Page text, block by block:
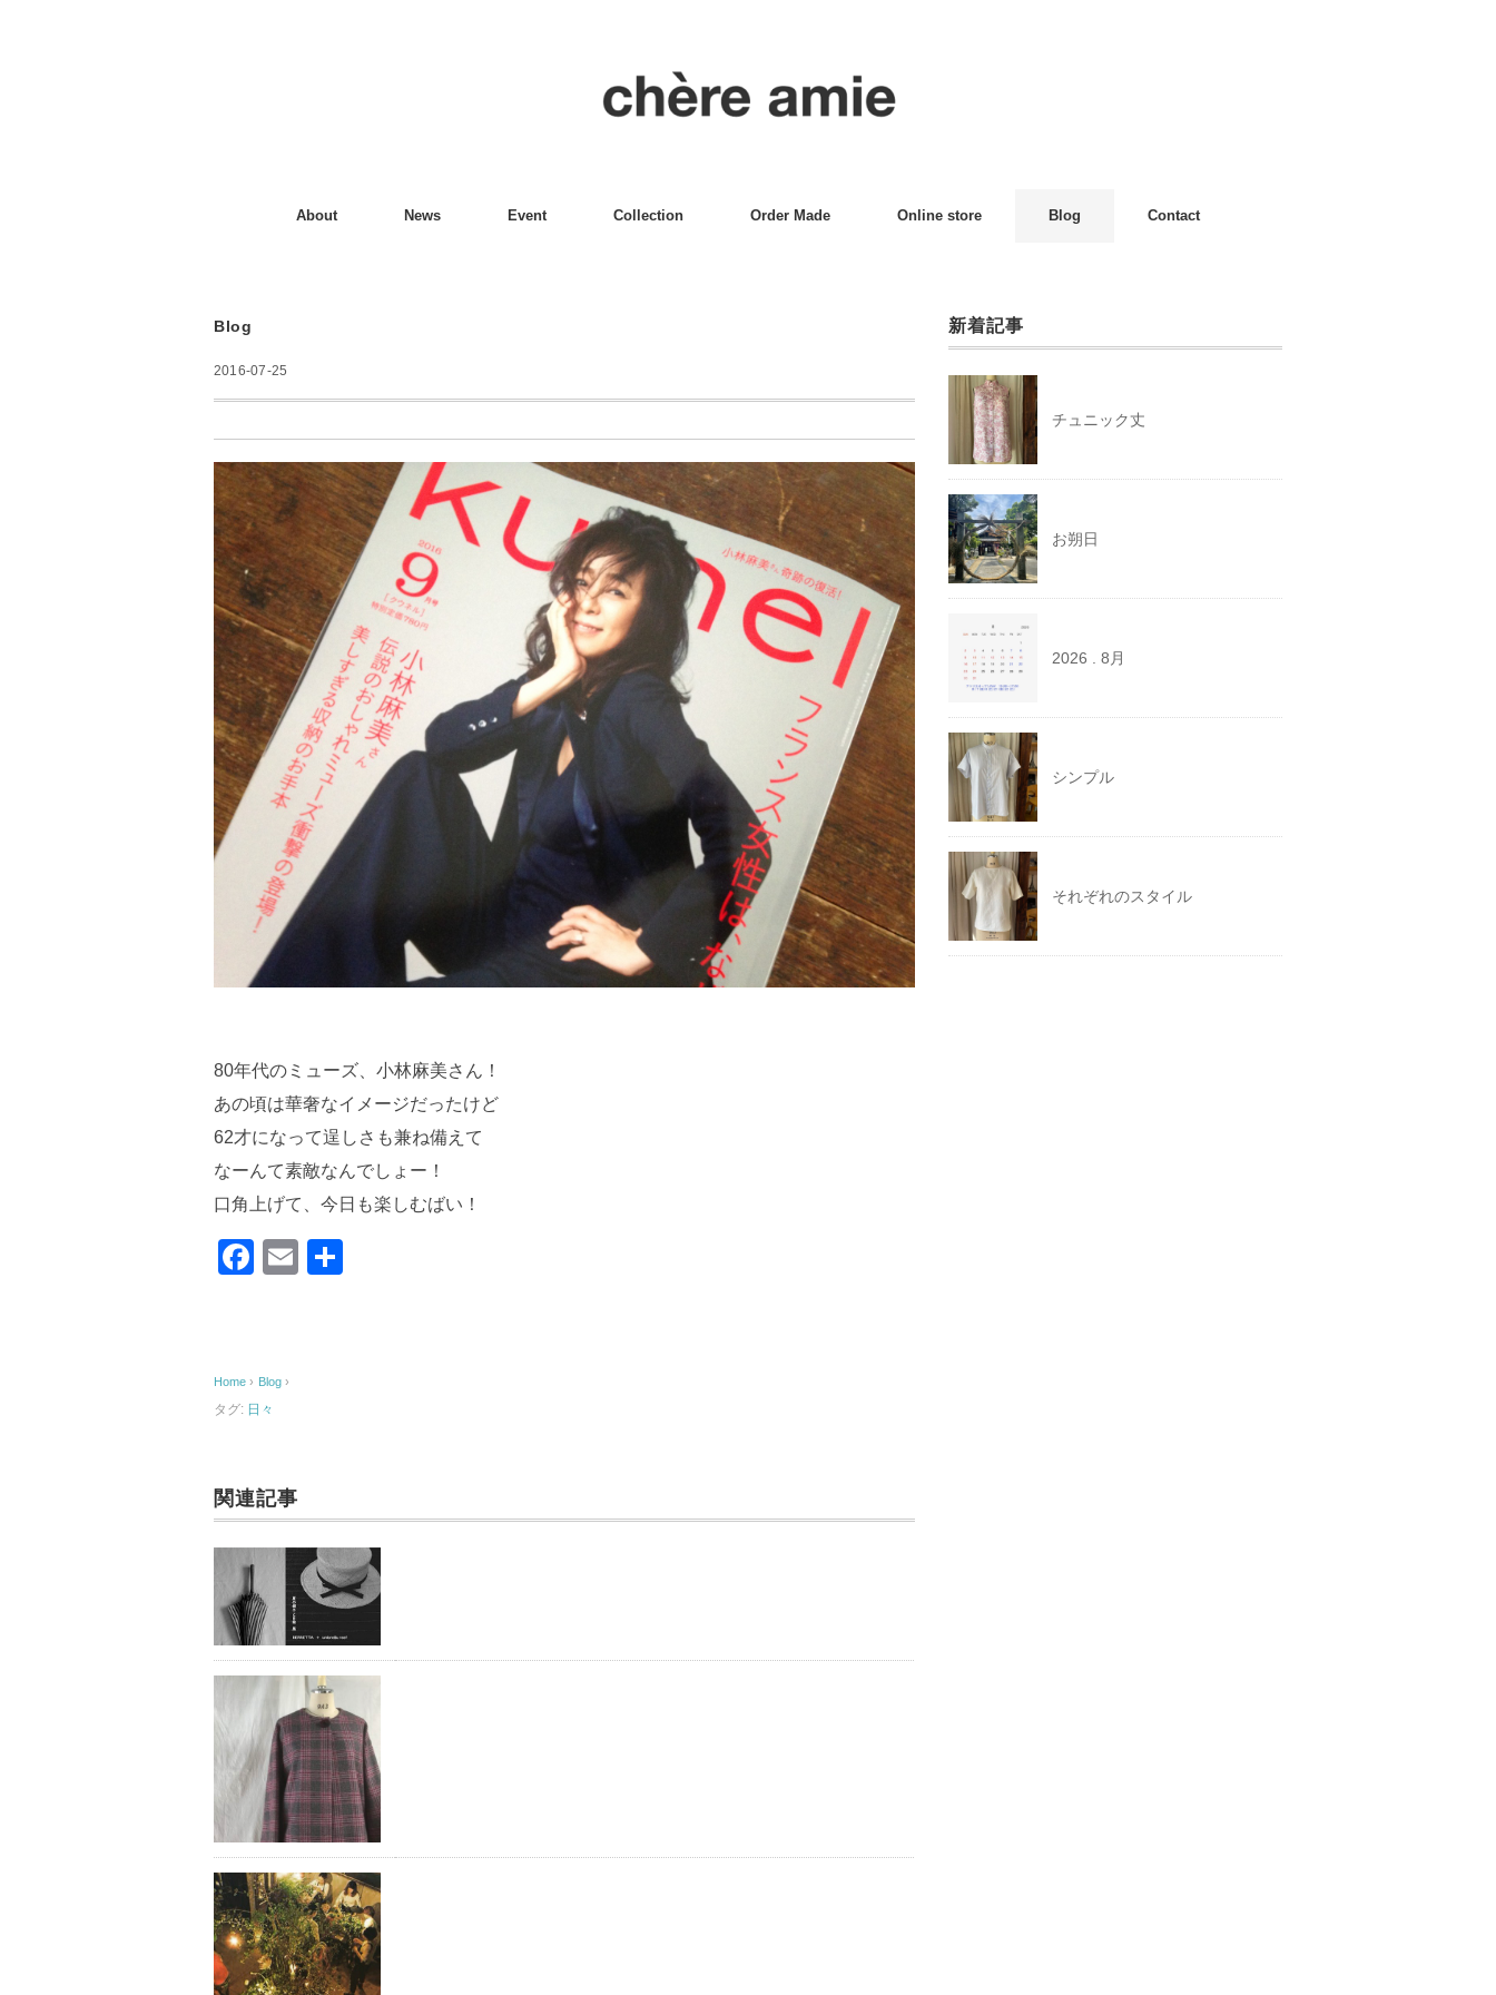
About News Event Collection Order Made Online store Blog Contact
Blog
2016-07-25
80年代のミューズ、小林麻美さん！
あの頃は華奢なイメージだったけど
62才になって逞しさも兼ね備えて
なーんて素敵なんでしょー！
口角上げて、今日も楽しむばい！
F
b
k
E
Home › Blog ›
タグ: 日々
関連記事
新着記事
チュニック丈
お朔日
2026 . 8月
シンプル
それぞれのスタイル